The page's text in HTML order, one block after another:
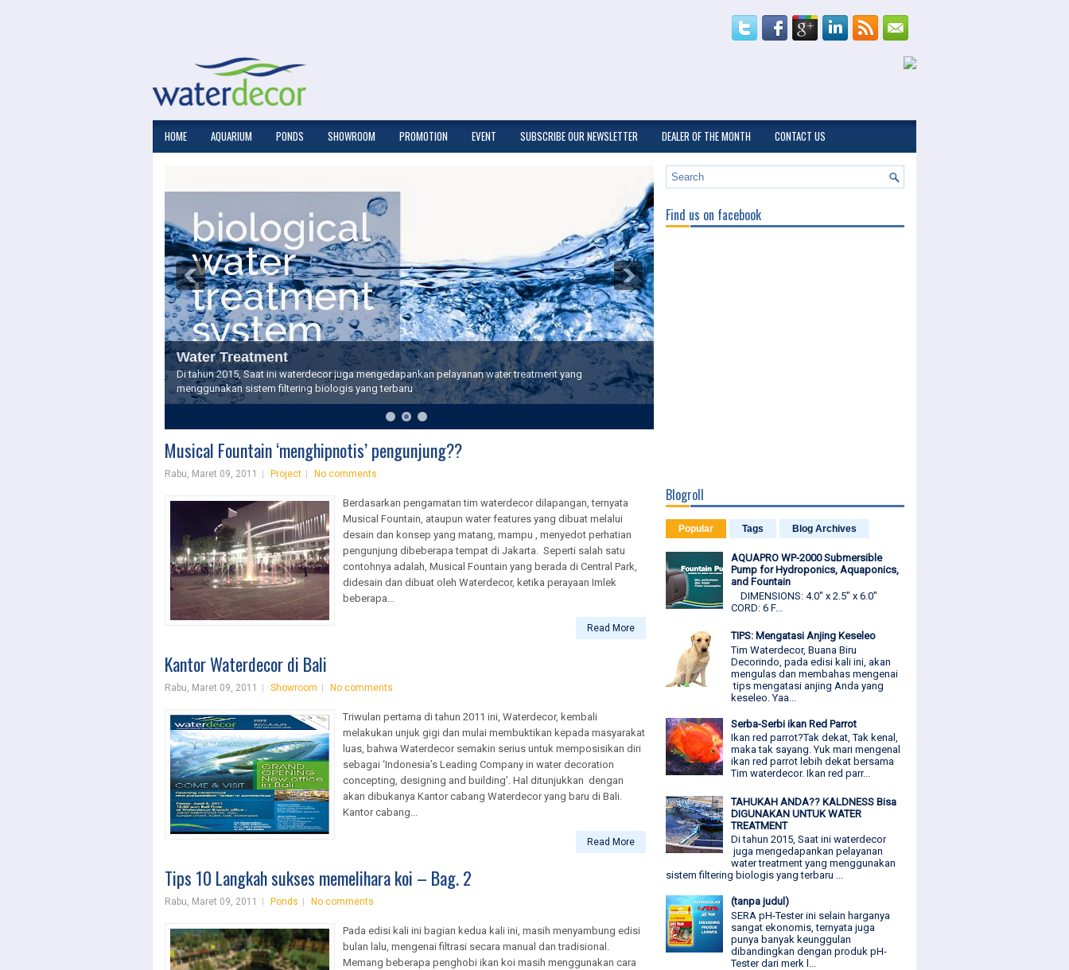
HOME AQUARIUM PONDS SHOWROOM PROMOTION EVENT SUBSCRIBE OUR NEWSLETTER DEALER OF THE MONTH CONTACT US
Water Treatment
Di tahun 2015, Saat ini waterdecor juga mengedapankan pelayanan water treatment yang
menggunakan sistem filtering biologis yang terbaru
Musical Fountain ‘menghipnotis’ pengunjung??
Rabu, Maret 09, 2011 Project No comments
Berdasarkan pengamatan tim waterdecor dilapangan, ternyata
Musical Fountain, ataupun water features yang dibuat melalui
desain dan konsep yang matang, mampu , menyedot perhatian
pengunjung dibeberapa tempat di Jakarta. Seperti salah satu
contohnya adalah, Musical Fountain yang berada di Central Park,
didesain dan dibuat oleh Waterdecor, ketika perayaan Imlek
beberapa...
Read More
Kantor Waterdecor di Bali
Rabu, Maret 09, 2011 Showroom No comments
Triwulan pertama di tahun 2011 ini, Waterdecor, kembali
melakukan unjuk gigi dan mulai membuktikan kepada masyarakat
luas, bahwa Waterdecor semakin serius untuk memposisikan diri
sebagai ‘Indonesia’s Leading Company in water decoration
concepting, designing and building’. Hal ditunjukkan dengan
akan dibukanya Kantor cabang Waterdecor yang baru di Bali.
Kantor cabang...
Read More
Tips 10 Langkah sukses memelihara koi – Bag. 2
Rabu, Maret 09, 2011 Ponds No comments
Pada edisi kali ini bagian kedua kali ini, masih menyambung edisi
bulan lalu, mengenai filtrasi secara manual dan tradisional.
Memang beberapa penghobi ikan koi masih menggunakan cara
Find us on facebook
Blogroll
Popular Tags Blog Archives
AQUAPRO WP-2000 Submersible
Pump for Hydroponics, Aquaponics,
and Fountain
DIMENSIONS: 4.0" x 2.5" x 6.0"
CORD: 6 F...
TIPS: Mengatasi Anjing Keseleo
Tim Waterdecor, Buana Biru
Decorindo, pada edisi kali ini, akan
mengulas dan membahas mengenai
tips mengatasi anjing Anda yang
keseleo. Yaa...
Serba-Serbi ikan Red Parrot
Ikan red parrot?Tak dekat, Tak kenal,
maka tak sayang. Yuk mari mengenal
ikan red parrot lebih dekat bersama
Tim waterdecor. Ikan red parr...
TAHUKAH ANDA?? KALDNESS Bisa
DIGUNAKAN UNTUK WATER
TREATMENT
Di tahun 2015, Saat ini waterdecor
juga mengedapankan pelayanan
water treatment yang menggunakan
sistem filtering biologis yang terbaru ...
(tanpa judul)
SERA pH-Tester ini selain harganya
sangat ekonomis, ternyata juga
punya banyak keunggulan
dibandingkan dengan produk pH-
Tester dari merk l...